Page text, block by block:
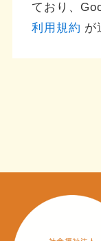
ており、
利用規約 が